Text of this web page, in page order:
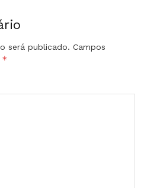
será publicado. Campos
*